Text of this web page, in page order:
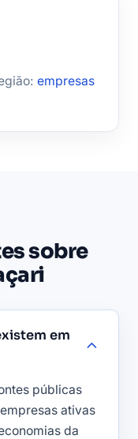
empresas
sobre
em
públicas
ativas
da